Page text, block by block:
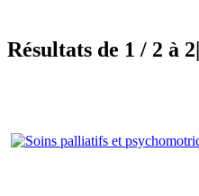
Résultats de 1 / 2 à 2